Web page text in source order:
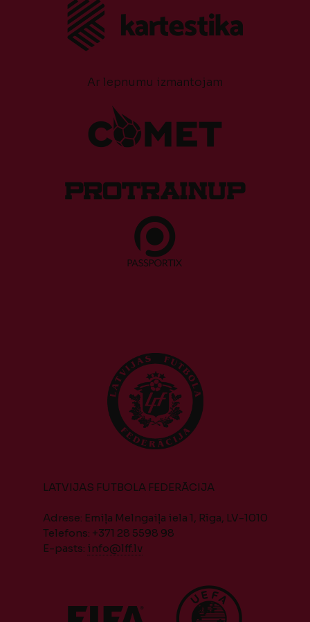
Ar lepnumu izmantojam
LATVIJAS FUTBOLA FEDERĀCIJA
Adrese: Emiļa Melngaiļa iela 1, Rīga, LV-1010
Telefons: +371 28 5598 98
E-pasts: info@lff.lv